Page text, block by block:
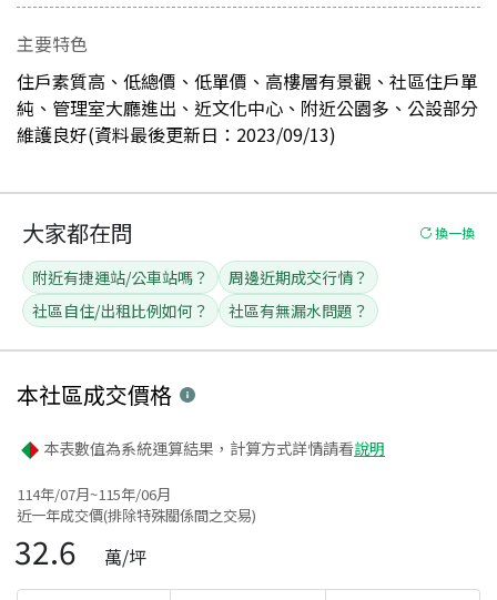
主要特色
住戶素質高、低總價、低單價、高樓層有景觀、社區住戶單
純、管理室大廳進出、近文化中心、附近公園多、公設部分
維護良好(資料最後更新日：2023/09/13)
大家都在問 換一換
附近有捷運站/公車站嗎？
周邊近期成交行情？
社區自住/出租比例如何？
社區有無漏水問題？
本社區成交價格
本表數值為系統運算結果，計算方式詳情請看說明
114年/07月~115年/06月
近一年成交價(排除特殊關係間之交易)
32.6 萬/坪